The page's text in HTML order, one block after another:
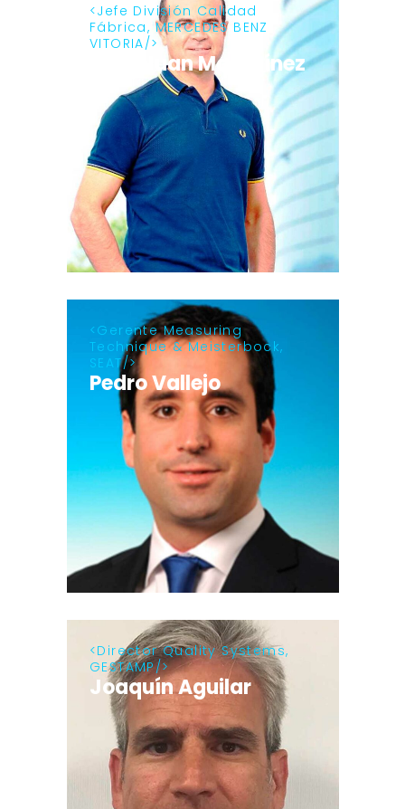
Jefe División Calidad
Fábrica, MERCEDES BENZ
VITORIA
José Juan Marquínez
Gerente Measuring
Technique & Meisterbock,
SEAT
Pedro Vallejo
Director Quality Systems,
GESTAMP
Joaquín Aguilar